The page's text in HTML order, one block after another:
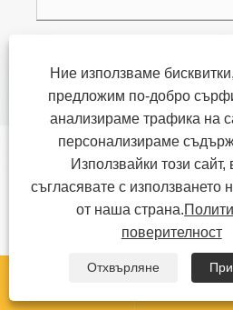
Изпращане
Свързани

Ние използваме
предложим по-добро
анализираме трафика на
персонализираме
Използвайки този сайт,
съгласявате с използването
от наша страна.
поверителност
Отхвърляне